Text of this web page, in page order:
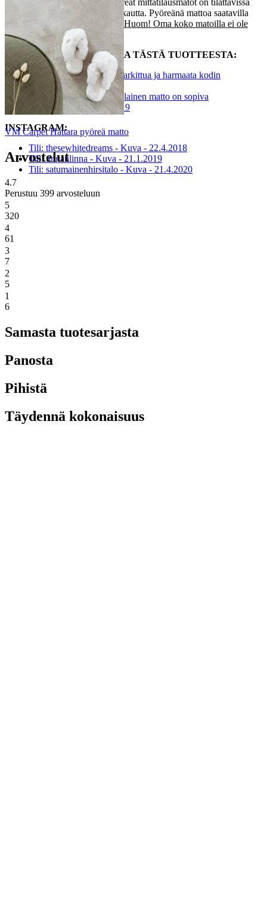
maton. Alle 0,5m² matot ja pyöreät mittatilausmatot on tilattavissa
asiakaspalvelumme
kautta. Pyöreänä mattoa saatavilla
mittatilauksena max. Ø400 cm.
Huom! Oma koko matoilla ei ole
vaihto- eikä palautusoikeutta!
MUUALLA KIRJOITETTUA TÄSTÄ TUOTTEESTA:
Blogi: Piece by piece - Harkittua ja harmaata kodin
sisustuksessa - 7.2.2019
Blogi: Villa Sasa - Minkälainen matto on sopiva
olohuoneeseen? - 8.7.2019
INSTAGRAM:
Tili: thesewhitedreams - Kuva - 22.4.2018
Tili: unnanlinna - Kuva - 21.1.2019
Tili: satumainenhirsitalo - Kuva - 21.4.2020
VM Carpet Hattara pyöreä matto
Arvostelut
4.7
Perustuu 399 arvosteluun
5
320
4
61
3
7
2
5
1
6
Samasta tuotesarjasta
Panosta
Pihistä
Täydennä kokonaisuus